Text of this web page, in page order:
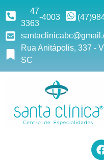
47
3363
-4003 (47)9
Rua Anitápolis, 337 -
SC